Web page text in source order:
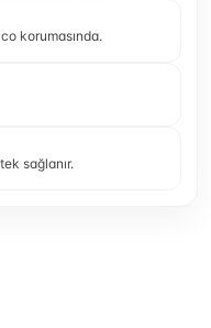
korumasında.
sağlanır.